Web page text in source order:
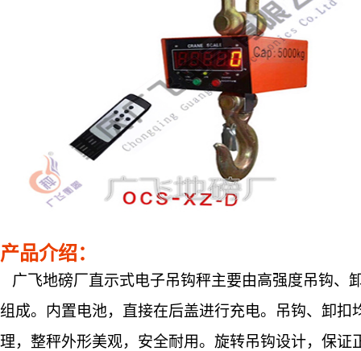
产品介绍：
广飞地磅厂直示式电子吊钩秤主要由高强度吊钩、
组成。内置电池，直接在后盖进行充电。吊钩、卸
理，整秤外形美观，安全耐用。旋转吊钩设计，保